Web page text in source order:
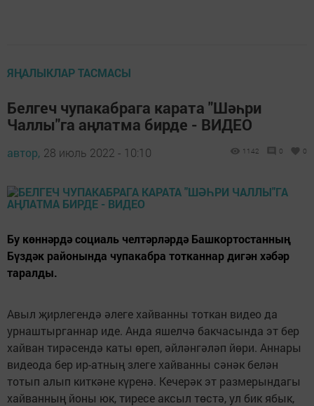
ЯҢАЛЫКЛАР ТАСМАСЫ
Белгеч чупакабрага карата "Шәһри
Чаллы"га аңлатма бирде - ВИДЕО
автор, 28 июль 2022 - 10:10 1142 0 0
Бу көннәрдә социаль челтәрләрдә Башкортостанның
Бүздәк районында чупакабра тотканнар дигән хәбәр
таралды.
Авыл җирлегендә әлеге хайванны тоткан видео да
урнаштырганнар иде. Анда яшелчә бакчасында эт бер
хайван тирәсендә каты өреп, әйләнгәләп йөри. Аннары
видеода бер ир-атның злеге хайванны сәнәк белән
тотып алып киткәне күренә. Кечерәк эт размерындагы
хайванның йоны юк, тиресе аксыл төстә, ул бик ябык,